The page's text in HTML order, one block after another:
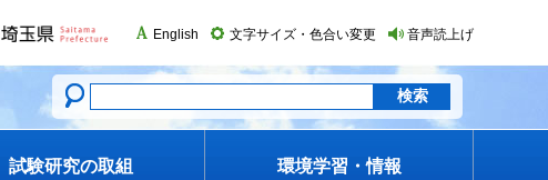
English 文字サイズ・色合い変更 音声読上げ
試験研究の取組 環境学習・情報